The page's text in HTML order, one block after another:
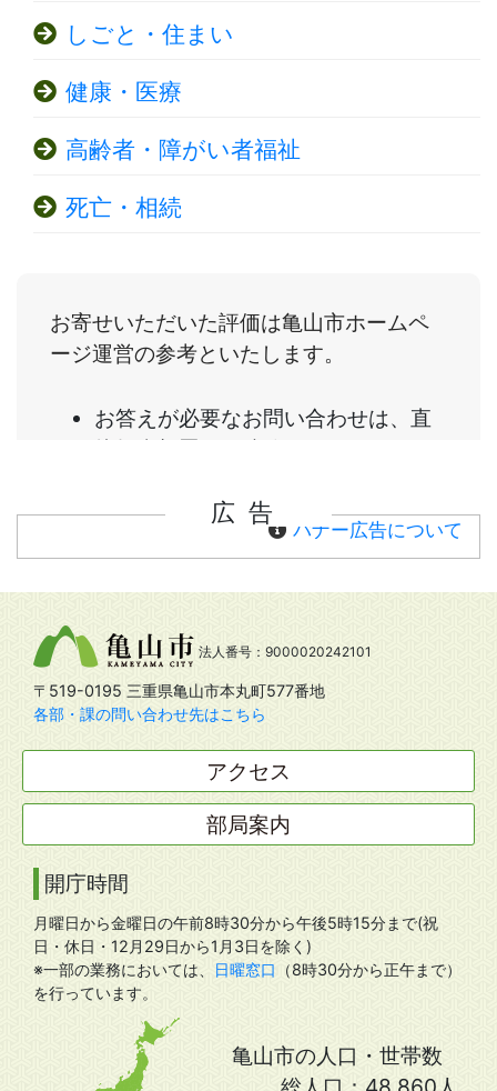
しごと・住まい
健康・医療
高齢者・障がい者福祉
死亡・相続
広告
バナー広告について
法人番号：9000020242101
〒519-0195 三重県亀山市本丸町577番地
各部・課の問い合わせ先はこちら
アクセス
部局案内
開庁時間
月曜日から金曜日の午前8時30分から午後5時15分まで(祝
日・休日・12月29日から1月3日を除く)
※一部の業務においては、
日曜窓口
（8時30分から正午まで）
を行っています。
亀山市の人口・世帯数